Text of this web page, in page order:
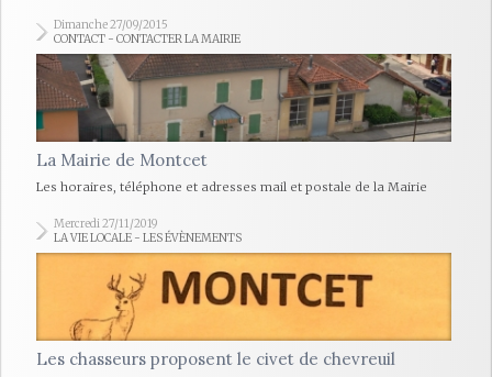
Dimanche 27/09/2015
CONTACT - CONTACTER LA MAIRIE
La Mairie de Montcet
Les horaires, téléphone et adresses mail et postale de la Mairie
Mercredi 27/11/2019
LA VIE LOCALE - LES ÉVÈNEMENTS
Les chasseurs proposent le civet de chevreuil